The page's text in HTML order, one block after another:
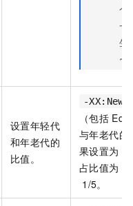
个
一
生
设置年轻代
和年老代的
比值。
-
（包括
与年老代的
果设置为
占比值为
1/5。